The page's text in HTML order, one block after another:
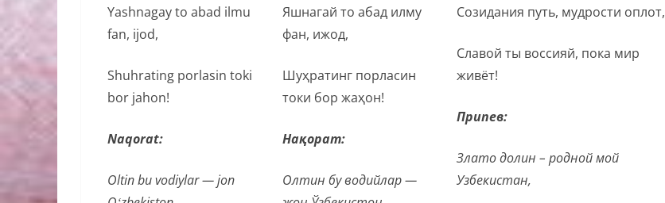
Yashnagay to abad ilmu
fan, ijod,
Shuhrating porlasin toki
bor jahon!
Naqorat:
Oltin bu vodiylar — jon
Яшнагай то абад илму
фан, ижод,
Шуҳратинг порласин
токи бор жаҳон!
Нақорат:
Олтин бу водийлар —
Созидания путь, мудрости оплот,
Славой ты воссияй, пока мир
живёт!
Припев:
Злато долин – родной мой
Узбекистан,